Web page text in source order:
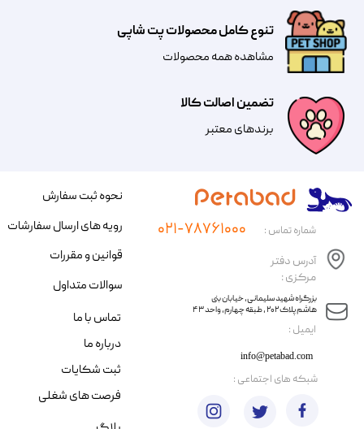
تضمین اصالت کالا
​​برندهای معتبر​​​​​​​
تنوع کامل محصولات پت شاپی
مشاهده همه محصولات
​ایمیل :
آدرس دفتر
مرکزی :
info@petabad.com
​​بزرگراه شهید سلیمانی، خیابان بنی
هاشم پلاک ۲۰۲ ، طبقه چهارم، واحد ۴۳
شماره تماس : ۰۲۱-۷۸۷۶۱۰۰۰
نحوه ثبت سفارش
رویه های ارسال سفارشات
قوانین و مقررات
سوالات متداول
تماس با ما
درباره ما
ثبت شکایات
فرصت های شغلی
​شبکه های اجتماعی :